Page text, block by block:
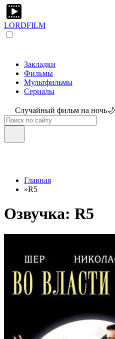
LORDFILM
Закладки
Фильмы
Мультфильмы
Сериалы
Случайный фильм на ночь🌙
Главная
»R5
Озвучка: R5